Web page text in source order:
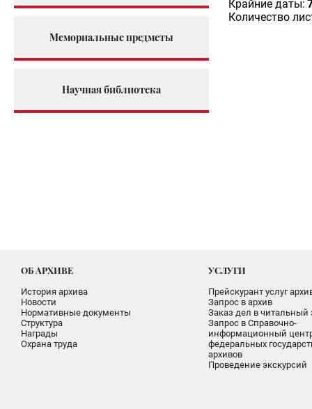
Мемориальные предметы
Научная библиотека
Крайние даты:
Количество
ОБ АРХИВЕ
История архива
Новости
Нормативные документы
Структура
Награды
Охрана труда
УСЛУГИ
Прейскурант услуг
Запрос в архив
Заказ дел в читальный
Запрос в Справочно-
информационный
федеральных
архивов
Проведение экскурсий